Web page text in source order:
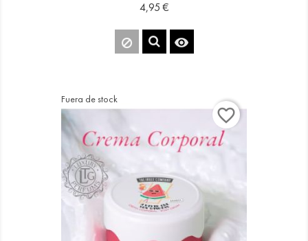
Precio
4,95 €

Fuera de stock
favorite_border